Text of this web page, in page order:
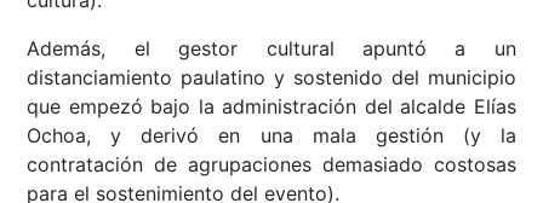
Además, el gestor cultural apuntó a un
distanciamiento paulatino y sostenido del municipio
que empezó bajo la administración del alcalde Elías
Ochoa, y derivó en una mala gestión (y la
contratación de agrupaciones demasiado costosas
para el sostenimiento del evento).